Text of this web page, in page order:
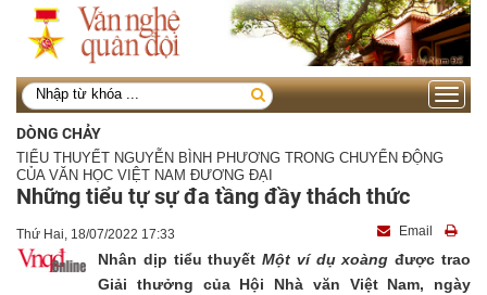
Toggle
DÒNG CHẢY
TIỂU THUYẾT NGUYỄN BÌNH PHƯƠNG TRONG CHUYỂN ĐỘNG
CỦA VĂN HỌC VIỆT NAM ĐƯƠNG ĐẠI
Những tiểu tự sự đa tầng đầy thách thức
Thứ Hai, 18/07/2022 17:33 Email
Nhân dịp tiểu thuyếtMột ví dụ xoàng được trao
Giải thưởng của Hội Nhà văn Việt Nam, ngày